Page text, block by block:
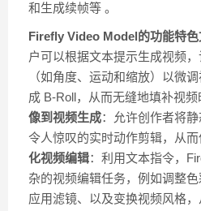
和生成续帧等 。
Firefly Video Model的功能特色
户可以根据文本提示生成视频
（如角度、运动和缩放）以微
成 B-Roll，从而无缝地填补视频
像到视频生成：允许创作者将
令人惊叹的实时动作剪辑，从而
化视频编辑：利用文本指令，
杂的视频编辑任务，例如调整色
应用滤镜、以及变换视频风格